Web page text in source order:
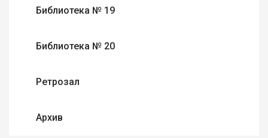
Библиотека № 19
Библиотека № 20
Ретрозал
Архив